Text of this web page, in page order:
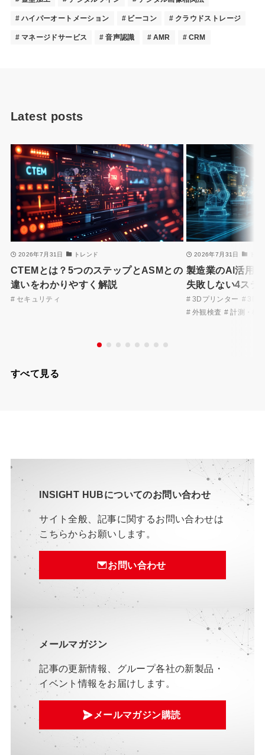
ハイパーオートメーション ビーコン クラウドストレージ
マネージドサービス 音声認識 AMR CRM
Latest posts
2026年7月31日 トレンド
CTEMとは？5つのステップとASMとの
違いをわかりやすく解説
セキュリティ
2026年7月31日
製造業のAI活用
失敗しない4ステ
3Dプリンター
3D
外観検査
計測・検
すべて見る
INSIGHT HUBについてのお問い合わせ
サイト全般、記事に関するお問い合わせは
こちらからお願いします。
お問い合わせ
メールマガジン
記事の更新情報、グループ各社の新製品・
イベント情報をお届けします。
メールマガジン購読